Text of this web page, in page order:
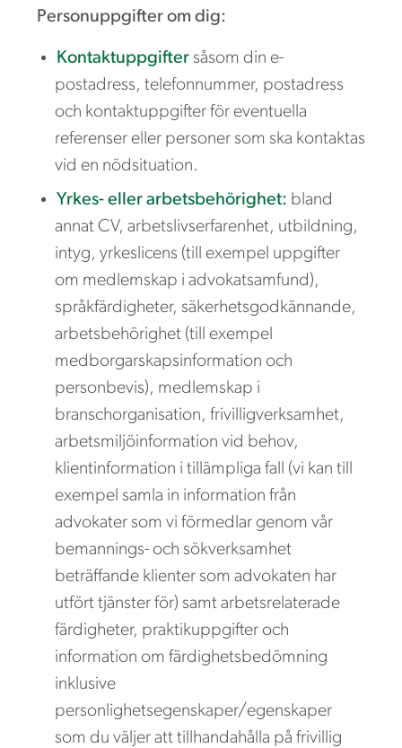
Personuppgifter om dig:
Kontaktuppgifter såsom din e-
postadress, telefonnummer, postadress
och kontaktuppgifter för eventuella
referenser eller personer som ska kontaktas
vid en nödsituation.
Yrkes- eller arbetsbehörighet: bland
annat CV, arbetslivserfarenhet, utbildning,
intyg, yrkeslicens (till exempel uppgifter
om medlemskap i advokatsamfund),
språkfärdigheter, säkerhetsgodkännande,
arbetsbehörighet (till exempel
medborgarskapsinformation och
personbevis), medlemskap i
branschorganisation, frivilligverksamhet,
arbetsmiljöinformation vid behov,
klientinformation i tillämpliga fall (vi kan till
exempel samla in information från
advokater som vi förmedlar genom vår
bemannings- och sökverksamhet
beträffande klienter som advokaten har
utfört tjänster för) samt arbetsrelaterade
färdigheter, praktikuppgifter och
information om färdighetsbedömning
inklusive
personlighetsegenskaper/egenskaper
som du väljer att tillhandahålla på frivillig